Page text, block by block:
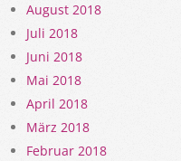
August 2018
Juli 2018
Juni 2018
Mai 2018
April 2018
März 2018
Februar 2018